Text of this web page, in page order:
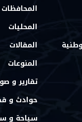
المحافظات
المحليات
المقالات
المنوعات
تقارير و
حوادث و
سياحة و